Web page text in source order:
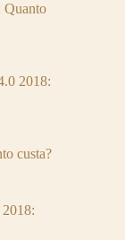
Quanto
2018:
custa?